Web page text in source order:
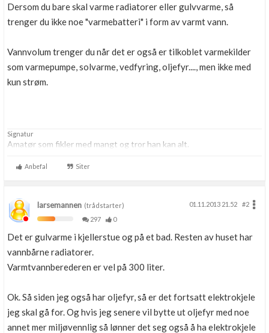
Dersom du bare skal varme radiatorer eller gulvvarme, så
trenger du ikke noe "varmebatteri" i form av varmt vann.
Vannvolum trenger du når det er også er tilkoblet varmekilder
som varmepumpe, solvarme, vedfyring, oljefyr...., men ikke med
kun strøm.
Signatur
Amatør som fikler med mangt og tror han kan alt.
Anbefal Siter
larsemannen (trådstarter) 01.11.2013 21.52
#2
297
0
Det er gulvarme i kjellerstue og på et bad. Resten av huset har
vannbårne radiatorer.
Varmtvannberederen er vel på 300 liter.
Ok. Så siden jeg også har oljefyr, så er det fortsatt elektrokjele
jeg skal gå for. Og hvis jeg senere vil bytte ut oljefyr med noe
annet mer miljøvennlig så lønner det seg også å ha elektrokjele